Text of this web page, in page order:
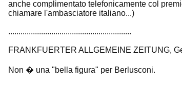
anche complimentato telefonicamente col
chiamare l'ambasciatore italiano...)
............................................................
FRANKFUERTER ALLGEMEINE ZEITUNG,
Non � una "bella figura" per Berlusconi.